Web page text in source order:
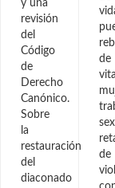
y una
revisión
del
Código
de
Derecho
Canónico.
Sobre
la
restauración
del
diaconado
de
de